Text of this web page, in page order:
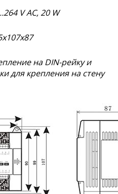
V AC, 20 W
на DIN-рейку и
для крепления на стену